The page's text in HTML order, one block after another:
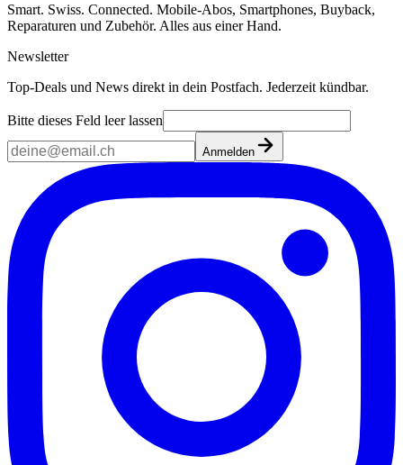
Smart. Swiss. Connected. Mobile-Abos, Smartphones, Buyback,
Reparaturen und Zubehör. Alles aus einer Hand.
Newsletter
Top-Deals und News direkt in dein Postfach. Jederzeit kündbar.
Bitte dieses Feld leer lassen
Anmelden